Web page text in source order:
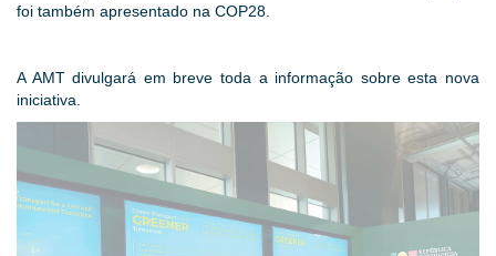
foi também apresentado na COP28.
A AMT divulgará em breve toda a informação sobre esta nova
iniciativa.